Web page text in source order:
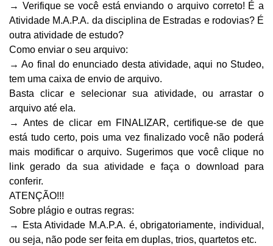
→ Verifique se você está enviando o arquivo correto! É a
Atividade M.A.P.A. da disciplina de Estradas e rodovias? É
outra atividade de estudo?
Como enviar o seu arquivo:
→ Ao final do enunciado desta atividade, aqui no Studeo,
tem uma caixa de envio de arquivo.
Basta clicar e selecionar sua atividade, ou arrastar o
arquivo até ela.
→ Antes de clicar em FINALIZAR, certifique-se de que
está tudo certo, pois uma vez finalizado você não poderá
mais modificar o arquivo. Sugerimos que você clique no
link gerado da sua atividade e faça o download para
conferir.
ATENÇÃO!!!
Sobre plágio e outras regras:
→ Esta Atividade M.A.P.A. é, obrigatoriamente, individual,
ou seja, não pode ser feita em duplas, trios, quartetos etc.